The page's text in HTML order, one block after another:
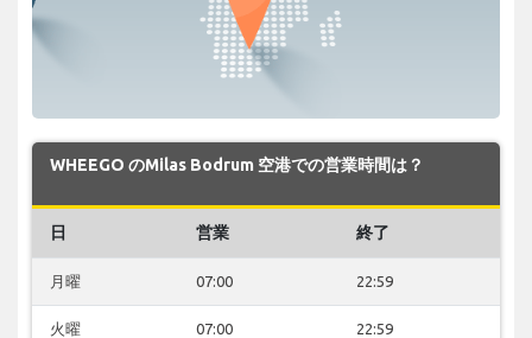
WHEEGO のMilas Bodrum 空港での営業時間は？
日 営業 終了
月曜 07:00 22:59
火曜 07:00 22:59